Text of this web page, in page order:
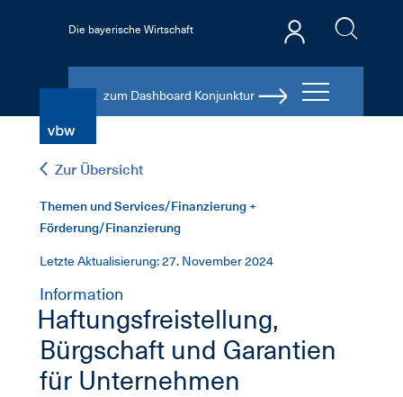
Die bayerische Wirtschaft
zum Dashboard Konjunktur
Zur Übersicht
Themen und Services/Finanzierung +
Förderung/Finanzierung
Letzte Aktualisierung: 27. November 2024
Information
Haftungsfreistellung,
Bürgschaft und Garantien
für Unternehmen